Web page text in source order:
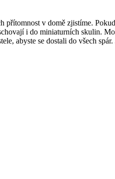
v domě zjistíme.
i do miniaturních skulin.
abyste se dostali do všech